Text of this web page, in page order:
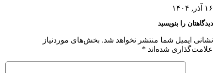
۱۶ آذر, ۱۴۰۴
دیدگاهتان را بنویسید
نشانی ایمیل شما منتشر نخواهد شد. بخش‌های موردنیاز
علامت‌گذاری شده‌اند *